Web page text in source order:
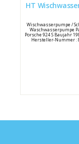
HT Wischwasserpumpe für
Wischwasserpumpe /
Waschwasserpumpe
Porsche 924 S Baujahr
Hersteller-Nummer :